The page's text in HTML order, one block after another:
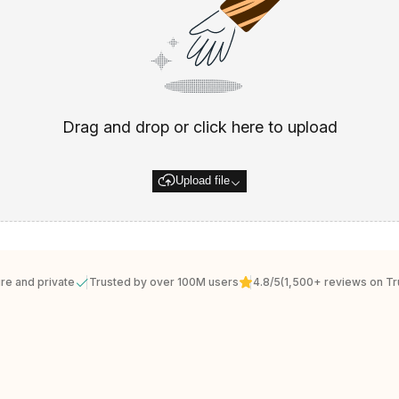
Drag and drop or click here to upload
Upload file
and private Trusted by over 100M users 4.8/5(1,500+ reviews on